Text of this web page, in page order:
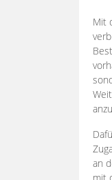
Mit
an
mit